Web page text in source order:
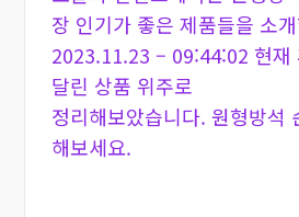
장 인기가 좋은 제품들을 소
2023.11.23 – 09:44:02 현재
달린 상품 위주로
정리해보았습니다. 원형방석
해보세요.